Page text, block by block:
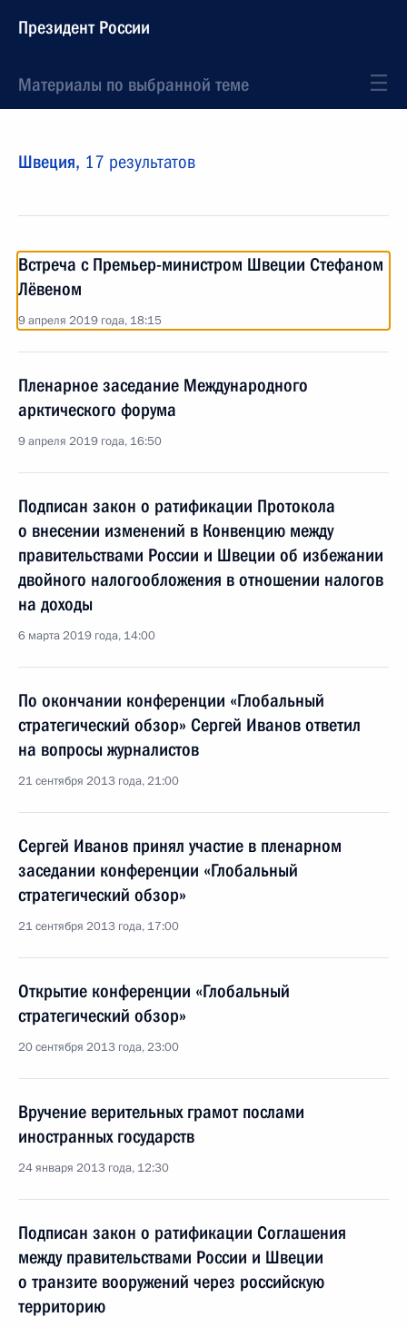
Президент России
Материалы по выбранной теме
Швеция, 17 результатов
Встреча с Премьер-министром Швеции Стефаном
Лёвеном
9 апреля 2019 года, 18:15
Пленарное заседание Международного
арктического форума
9 апреля 2019 года, 16:50
Подписан закон о ратификации Протокола
о внесении изменений в Конвенцию между
правительствами России и Швеции об избежании
двойного налогообложения в отношении налогов
на доходы
6 марта 2019 года, 14:00
По окончании конференции «Глобальный
стратегический обзор» Сергей Иванов ответил
на вопросы журналистов
21 сентября 2013 года, 21:00
Сергей Иванов принял участие в пленарном
заседании конференции «Глобальный
стратегический обзор»
21 сентября 2013 года, 17:00
Открытие конференции «Глобальный
стратегический обзор»
20 сентября 2013 года, 23:00
Вручение верительных грамот послами
иностранных государств
24 января 2013 года, 12:30
Подписан закон о ратификации Соглашения
между правительствами России и Швеции
о транзите вооружений через российскую
территорию